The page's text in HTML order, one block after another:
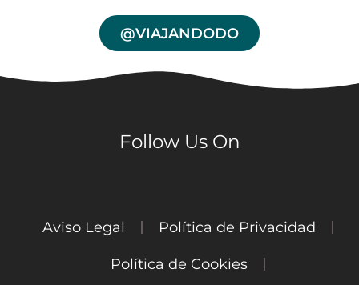
@VIAJANDODO
Follow Us On
Aviso Legal Política de Privacidad
Política de Cookies